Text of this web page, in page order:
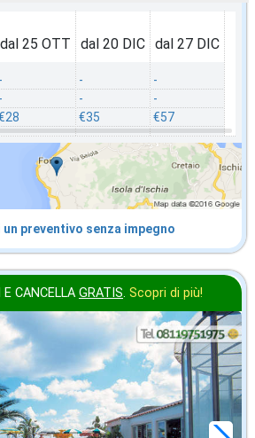
dal 25 OTT
-
-
dal 20 DIC
-
-
€35
dal 27 DIC
-
-
€57
un preventivo senza impegno
E CANCELLA GRATIS. Scopri di più!